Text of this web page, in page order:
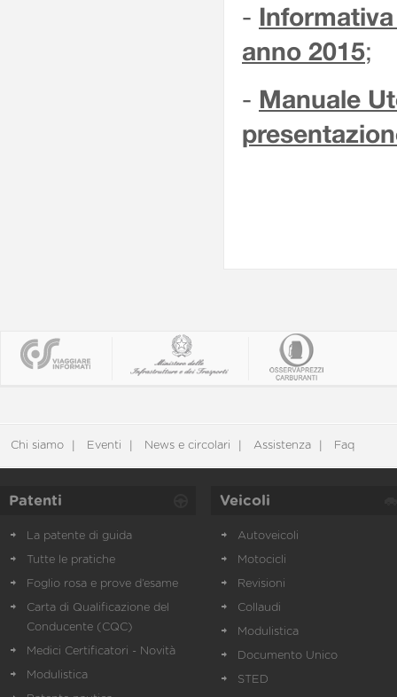
-
anno 2015;
- Manuale
Chi siamo Eventi News e circolari Assistenza Faq
Patenti
La patente di guida
Tutte le pratiche
Foglio rosa e prove d’esame
Carta di Qualificazione del
Conducente (CQC)
Medici Certificatori - Novità
Modulistica
Veicoli
Autoveicoli
Motocicli
Revisioni
Collaudi
Modulistica
Documento Unico
STED